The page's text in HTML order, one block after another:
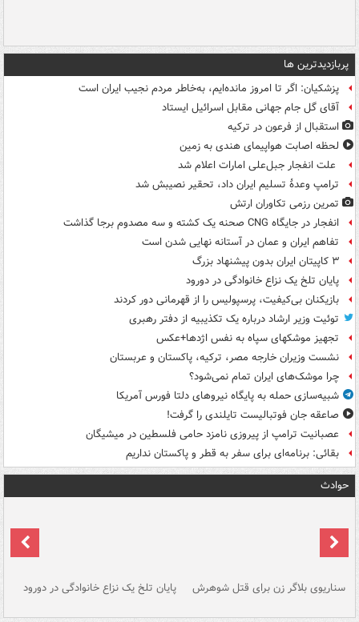
پربازدیدترین ها
پزشکیان: اگر تا امروز مانده‌ایم، به‌خاطر مردم نجیب ایران است
آقای گل جام جهانی مقابل اسرائیل ایستاد
استقبال از فرعون در ترکیه
لحظه اصابت هواپیمای هندی به زمین
علت انفجار جبل‌علی امارات اعلام شد
ترامپ وعدۀ تسلیم ایران داد، تحقیر نصیبش شد
تمرین رزمی تکاوران ارتش
انفجار در جایگاه CNG صحنه یک کشته و سه مصدوم برجا گذاشت
تفاهم ایران و عمان در آستانه نهایی شدن است
۳ کاپیتان ایران بدون پیشنهاد بزرگ
پایان تلخ یک نزاع خانوادگی در دورود
بازیکنان بی‌کیفیت، پرسپولیس را از قهرمانی دور کردند
توئیت وزیر ارشاد درباره یک تکذیبیه از دفتر رهبری
تجهیز موشکهای سپاه به نفس اژدها+عکس
نشست وزیران خارجه مصر، ترکیه، پاکستان و عربستان
چرا موشک‌های ایران تمام نمی‌شود؟
شبیه‌سازی حمله به پایگاه نیروهای دلتا فورس آمریکا
صاعقه جان فوتبالیست تایلندی را گرفت!
عصبانیت ترامپ از پیروزی نامزد حامی فلسطین در میشیگان
بقائی: برنامه‌ای برای سفر به قطر و پاکستان نداریم
حوادث
سناریوی بلاگر زن برای قتل شوهرش پایان تلخ یک نزاع خانوادگی در دورود